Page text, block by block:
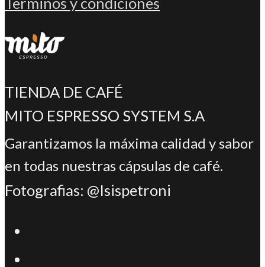
TIENDA DE CAFÉ
MITO ESPRESSO SYSTEM S.A
Garantizamos la máxima calidad y sabor
en todas nuestras cápsulas de café.
Fotografias: @Isispetroni